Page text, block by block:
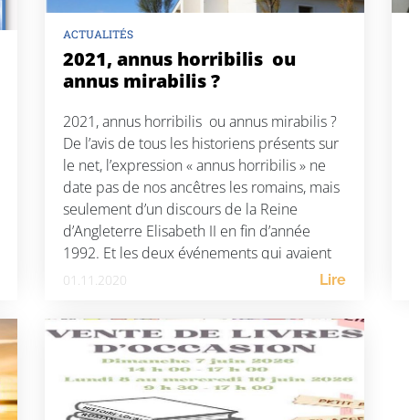
ACTUALITÉS
2021, annus horribilis ou
annus mirabilis ?
2021, annus horribilis ou annus mirabilis ?
De l’avis de tous les historiens présents sur
le net, l’expression « annus horribilis » ne
date pas de nos ancêtres les romains, mais
seulement d’un discours de la Reine
d’Angleterre Elisabeth II en fin d’année
1992. Et les deux événements qui avaient
rendu cette année-là aussi tragique aux
01.11.2020 Lire